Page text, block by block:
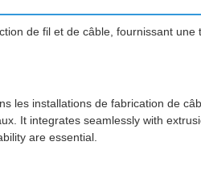
de fil et de câble, fournissant
les installations de fabrication de
It integrates seamlessly with
are essential.